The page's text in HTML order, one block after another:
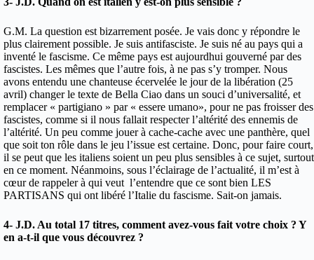
G.M. La question est bizarrement posée. Je vais donc y répondre le
plus clairement possible. Je suis antifasciste. Je suis né au pays qui a
inventé le fascisme. Ce même pays est aujourdhui gouverné par des
fascistes. Les mêmes que l’autre fois, à ne pas s’y tromper. Nous
avons entendu une chanteuse écervelée le jour de la libération (25
avril) changer le texte de Bella Ciao dans un souci d’universalité, et
remplacer « partigiano » par « essere umano», pour ne pas froisser des
fascistes, comme si il nous fallait respecter l’altérité des ennemis de
l’altérité. Un peu comme jouer à cache-cache avec une panthère, quel
que soit ton rôle dans le jeu l’issue est certaine. Donc, pour faire court,
il se peut que les italiens soient un peu plus sensibles à ce sujet, surtout
en ce moment. Néanmoins, sous l’éclairage de l’actualité, il m’est à
cœur de rappeler à qui veut l’entendre que ce sont bien LES
PARTISANS qui ont libéré l’Italie du fascisme. Sait-on jamais.
4- J.D. Au total 17 titres, comment avez-vous fait votre choix ? Y
en a-t-il que vous découvrez ?